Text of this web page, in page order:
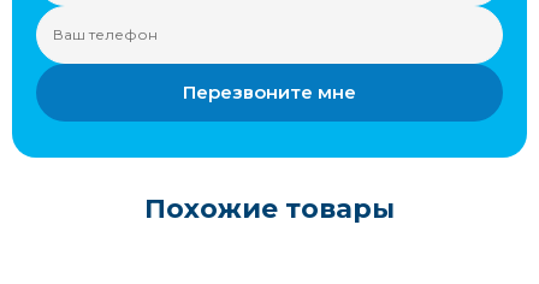
Перезвоните мне
Похожие товары